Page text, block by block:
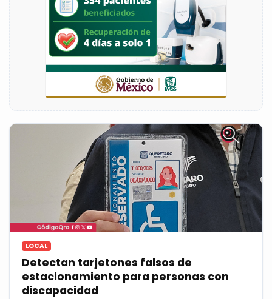
LOCAL
Detectan tarjetones falsos de
estacionamiento para personas con
discapacidad